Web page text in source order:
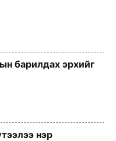
барилдах эрхийг
нэр